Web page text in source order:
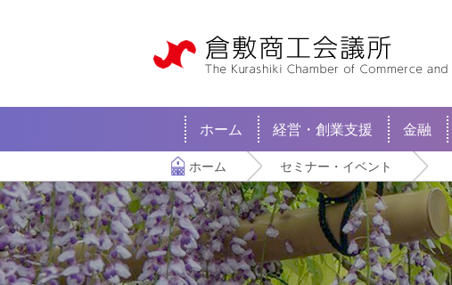
ホーム 経営・創業支援 金融
ホーム セミナー・イベント